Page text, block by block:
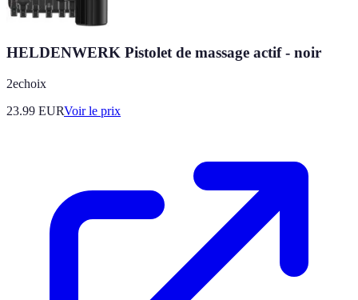
HELDENWERK Pistolet de massage actif - noir
2echoix
23.99 EURVoir le prix